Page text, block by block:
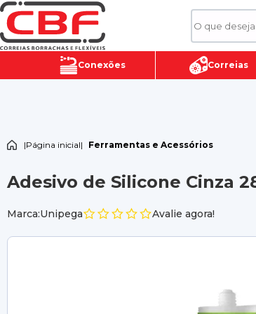
Conexões Correias
|Página inicial| Ferramentas e Acessórios
Adesivo de Silicone Cinza
Marca:Unipega Avalie agora!